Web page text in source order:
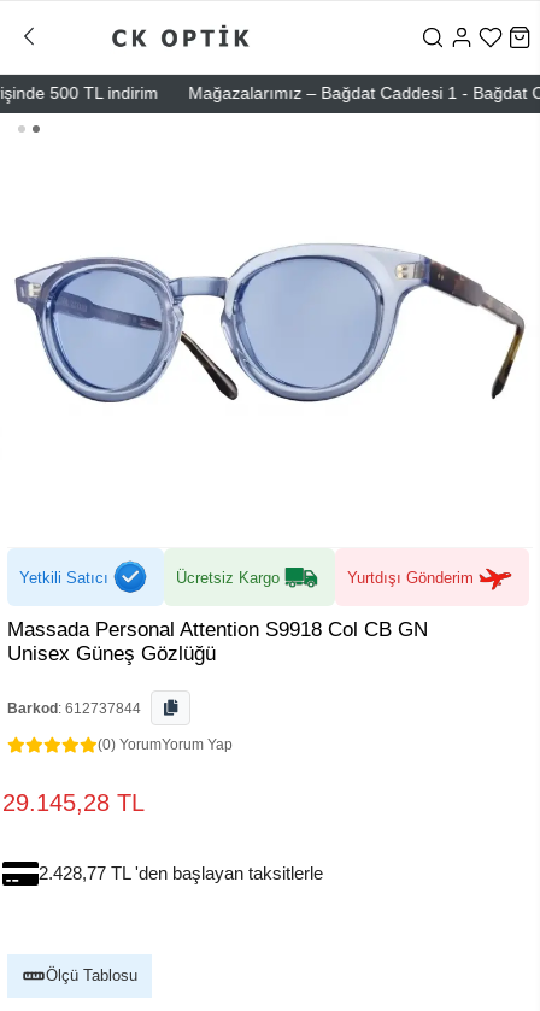
500 TL indirim Mağazalarımız – Bağdat Caddesi 1 - Bağdat
Yetkili Satıcı Ücretsiz Kargo Yurtdışı Gönderim
Massada Personal Attention S9918 Col CB GN
Unisex Güneş Gözlüğü
Barkod : 612737844
(0) YorumYorum Yap
29.145,28 TL
2.428,77 TL 'den başlayan taksitlerle
Ölçü Tablosu